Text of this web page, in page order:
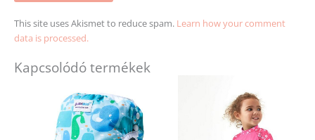
This site uses Akismet to reduce spam. Learn how your comment
data is processed.
Kapcsolódó termékek
a
terméknek
több